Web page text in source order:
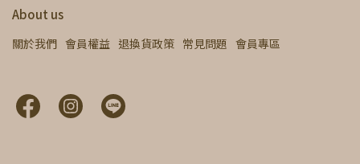
About us
關於我們 會員權益 退換貨政策 常見問題 會員專區